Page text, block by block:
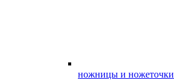
ножницы и ножеточки